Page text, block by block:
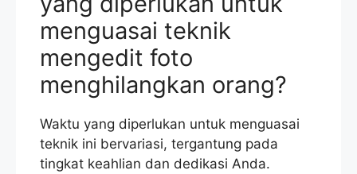
menguasai teknik
mengedit foto
menghilangkan orang?
Waktu yang diperlukan untuk menguasai
teknik ini bervariasi, tergantung pada
tingkat keahlian dan dedikasi Anda.